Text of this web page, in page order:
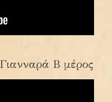
Β μέρος